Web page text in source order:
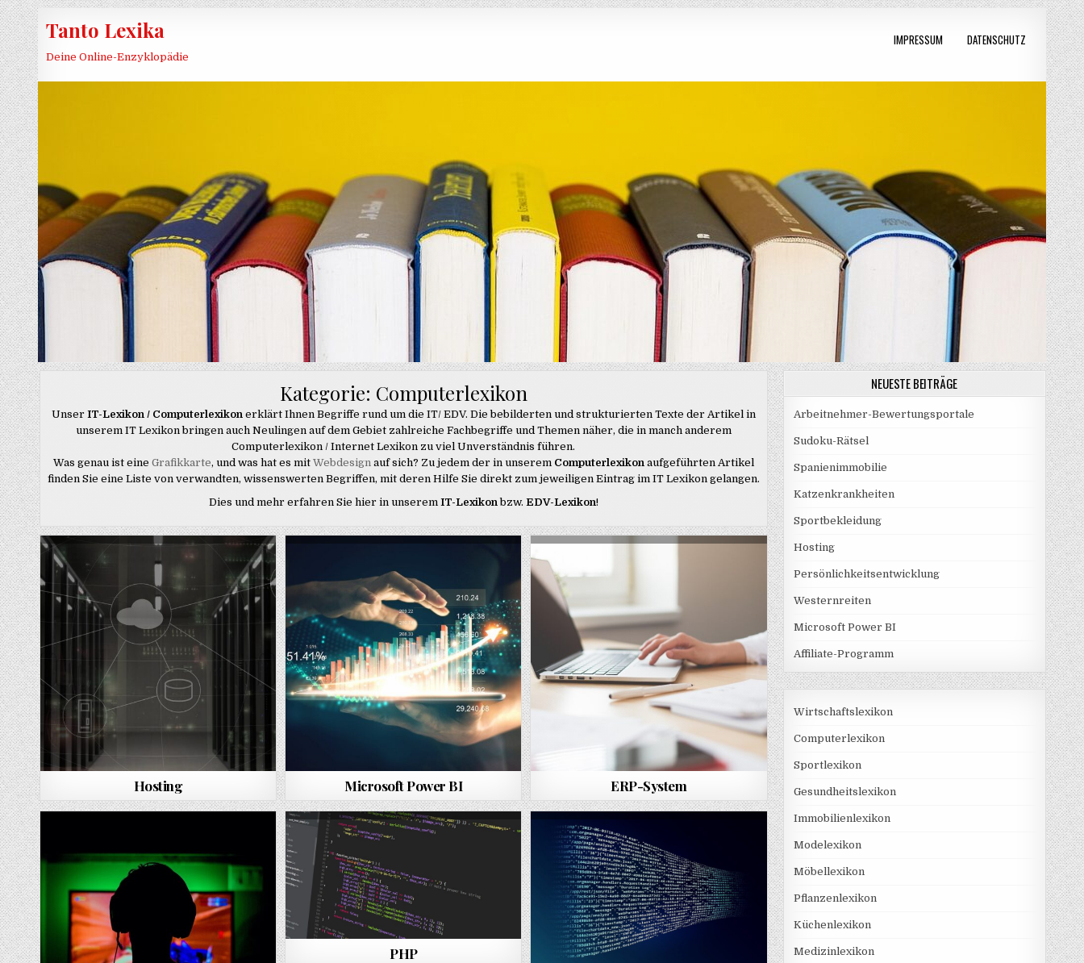
Skip to content
Tanto Lexika
Deine Online-Enzyklopädie
IMPRESSUM DATENSCHUTZ
Kategorie: Computerlexikon
Unser IT-Lexikon / Computerlexikonerklärt Ihnen Begriffe rund um die IT/ EDV. Die bebilderten und strukturierten Texte der Artikel in
unserem IT Lexikon bringen auch Neulingen auf dem Gebiet zahlreiche Fachbegriffe und Themen näher, die in manch anderem
Computerlexikon / Internet Lexikon zu viel Unverständnis führen.
Was genau ist eine Grafikkarte, und was hat es mit Webdesignauf sich? Zu jedem der in unserem Computerlexikonaufgeführten Artikel
finden Sie eine Liste von verwandten, wissenswerten Begriffen, mit deren Hilfe Sie direkt zum jeweiligen Eintrag im IT Lexikon gelangen.
Dies und mehr erfahren Sie hier in unserem IT-Lexikonbzw. EDV-Lexikon!
Hosting Microsoft Power BI ERP-System
PHP
NEUESTE BEITRÄGE
Arbeitnehmer-Bewertungsportale
Sudoku-Rätsel
Spanienimmobilie
Katzenkrankheiten
Sportbekleidung
Hosting
Persönlichkeitsentwicklung
Westernreiten
Microsoft Power BI
Affiliate-Programm
Wirtschaftslexikon
Computerlexikon
Sportlexikon
Gesundheitslexikon
Immobilienlexikon
Modelexikon
Möbellexikon
Pflanzenlexikon
Küchenlexikon
Medizinlexikon